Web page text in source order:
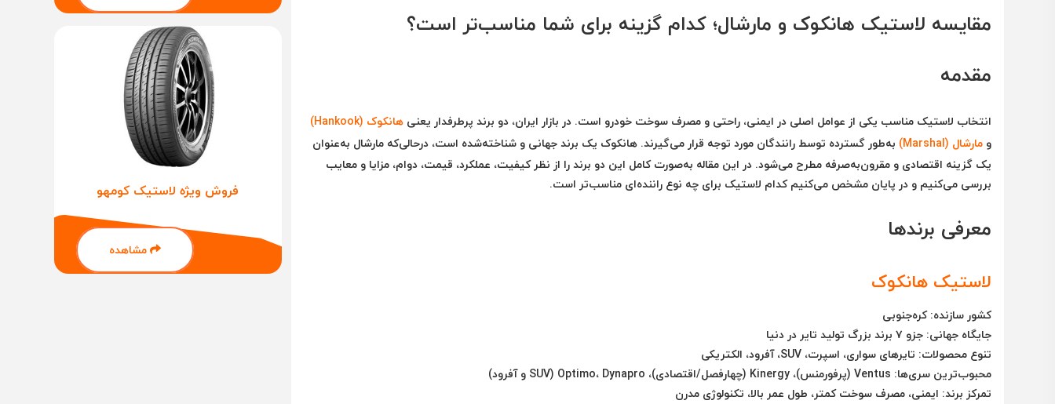
مقایسه لاستیک هانکوک و مارشال؛ کدام گزینه برای شما مناسب‌تر است؟
مقدمه
انتخاب لاستیک مناسب یکی از عوامل اصلی در ایمنی، راحتی و مصرف سوخت خودرو است. در بازار ایران، دو برند پرطرفدار یعنی هانکوک (Hankook)
و مارشال (Marshal)
به‌طور گسترده توسط رانندگان مورد توجه قرار می‌گیرند. هانکوک یک برند جهانی و شناخته‌شده است، درحالی‌که مارشال به‌عنوان
یک گزینه اقتصادی و مقرون‌به‌صرفه مطرح می‌شود. در این مقاله به‌صورت کامل این دو برند را از نظر کیفیت، عملکرد، قیمت، دوام، مزایا و معایب
بررسی می‌کنیم و در پایان مشخص می‌کنیم کدام لاستیک برای چه نوع راننده‌ای مناسب‌تر است.
معرفی برندها
لاستیک هانکوک
کشور سازنده: کره‌جنوبی
جایگاه جهانی: جزو ۷ برند بزرگ تولید تایر در دنیا
تنوع محصولات: تایرهای سواری، اسپرت، SUV، آفرود، الکتریکی
محبوب‌ترین سری‌ها: Ventus (پرفورمنس)، Kinergy (چهارفصل/اقتصادی)، Optimo، Dynapro (SUV و آفرود)
تمرکز برند: ایمنی، مصرف سوخت کمتر، طول عمر بالا، تکنولوژی مدرن
فروش ویژه لاستیک کومهو
مشاهده